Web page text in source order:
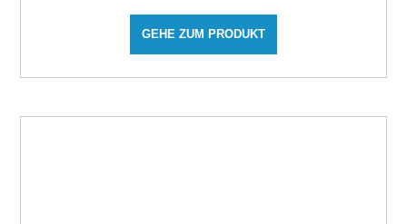
GEHE ZUM PRODUKT